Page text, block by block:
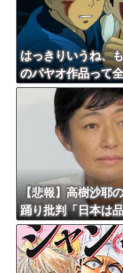
更新中止の
はっきりいうね、
のパヤオ作品って
ない」
【悲報】高樹沙耶
踊り批判「日本は
で大論争！過去の
飛び火…「炎上気
ら幕引き図る